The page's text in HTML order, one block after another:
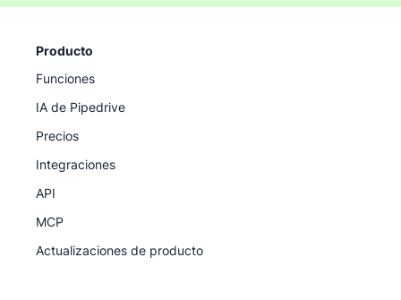
Producto
Funciones
IA de Pipedrive
Precios
Integraciones
API
MCP
Actualizaciones de producto